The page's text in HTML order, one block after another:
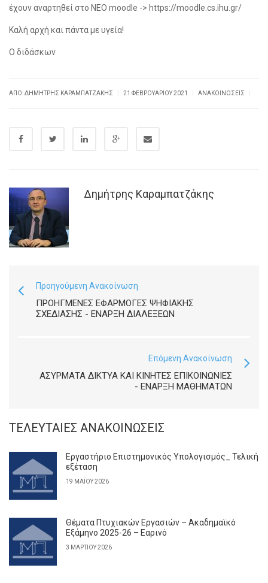
έχουν αναρτηθεί στο ΝΕΟ moodle -> https://moodle.cs.ihu.gr/
Καλή αρχή και πάντα με υγεία!
Ο διδάσκων
ΑΠΌ: ΔΗΜΉΤΡΗΣ ΚΑΡΑΜΠΑΤΖΆΚΗΣ 21 ΦΕΒΡΟΥΑΡΊΟΥ 2021 ΑΝΑΚΟΙΝΏΣΕΙΣ
Δημήτρης Καραμπατζάκης
Προηγούμενη Ανακοίνωση
ΠΡΟΗΓΜΈΝΕΣ ΕΦΑΡΜΟΓΈΣ ΨΗΦΙΑΚΉΣ
ΣΧΕΔΊΑΣΗΣ - ΈΝΑΡΞΗ ΔΙΑΛΈΞΕΩΝ
Επόμενη Ανακοίνωση
ΑΣΎΡΜΑΤΑ ΔΊΚΤΥΑ ΚΑΙ ΚΙΝΗΤΈΣ ΕΠΙΚΟΙΝΩΝΊΕΣ
- ΈΝΑΡΞΗ ΜΑΘΗΜΆΤΩΝ
ΤΕΛΕΥΤΑΊΕΣ ΑΝΑΚΟΙΝΏΣΕΙΣ
Εργαστήριο Επιστημονικός Υπολογισμός_ Τελική
εξέταση
19 ΜΑΪ́ΟΥ 2026
Θέματα Πτυχιακών Εργασιών – Ακαδημαϊκό
Εξάμηνο 2025-26 – Εαρινό
3 ΜΑΡΤΊΟΥ 2026